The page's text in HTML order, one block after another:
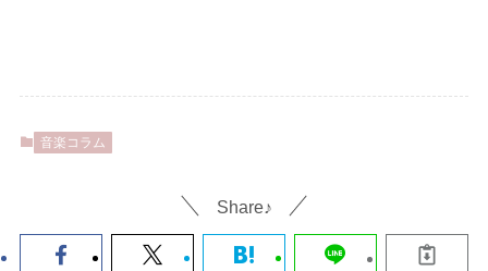
音楽コラム
Share♪